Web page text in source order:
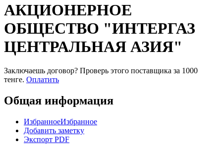
АКЦИОНЕРНОЕ
ОБЩЕСТВО "ИНТЕРГАЗ
ЦЕНТРАЛЬНАЯ АЗИЯ"
Заключаешь договор? Проверь этого поставщика за 1000
тенге. Оплатить
Общая информация
ИзбранноеИзбранное
Добавить заметку
Экспорт PDF